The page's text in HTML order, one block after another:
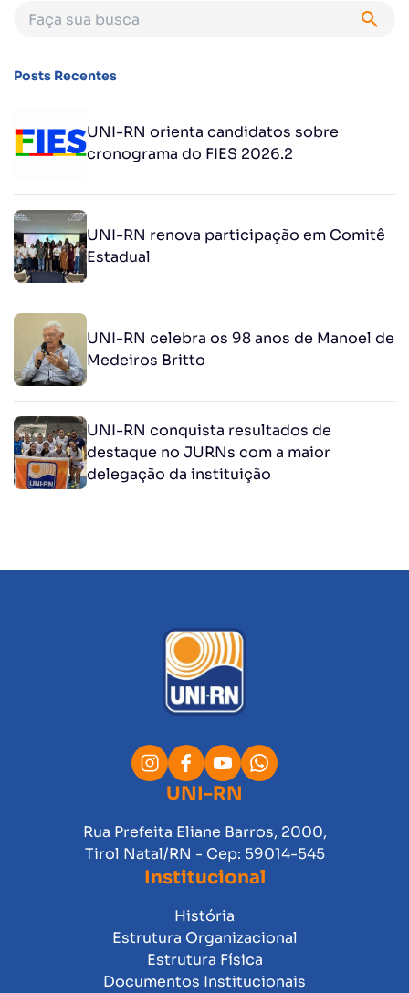
Posts Recentes
UNI-RN orienta candidatos sobre
cronograma do FIES 2026.2
UNI-RN renova participação em Comitê
Estadual
UNI-RN celebra os 98 anos de Manoel de
Medeiros Britto
UNI-RN conquista resultados de
destaque no JURNs com a maior
delegação da instituição
UNI-RN
Rua Prefeita Eliane Barros, 2000,
Tirol Natal/RN - Cep: 59014-545
Institucional
História
Estrutura Organizacional
Estrutura Física
Documentos Institucionais